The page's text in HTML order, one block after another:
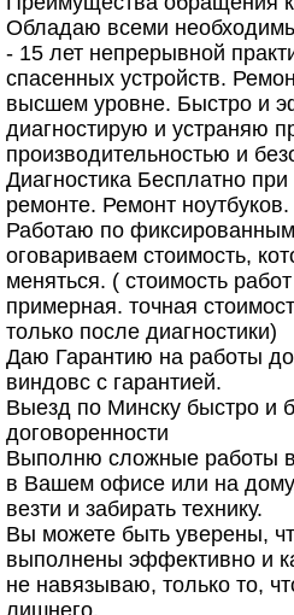
Обладаю всеми
- 15 лет непрерывной
спасенных устройств.
высшем уровне. Быстро и
диагностирую и устраняю
производительностью и
Диагностика Бесплатно
ремонте. Ремонт ноутбуков.
Работаю по
оговариваем стоимость,
меняться. ( стоимость
примерная. точная
только после диагностики)
Даю Гарантию на работы
виндовс с гарантией.
Выезд по Минску быстро и
договоренности
Выполню сложные работы
в Вашем офисе или на
везти и забирать технику.
Вы можете быть уверены,
выполнены эффективно и
не навязываю, только то,
лишнего.